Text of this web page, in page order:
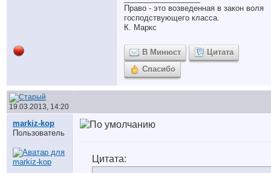
Право - это возведенная в закон воля
господствующего класса.
К. Маркс
В Минюст
Цитата
Спасибо
19.03.2013, 14:20
markiz-kop
Пользователь
Цитата: